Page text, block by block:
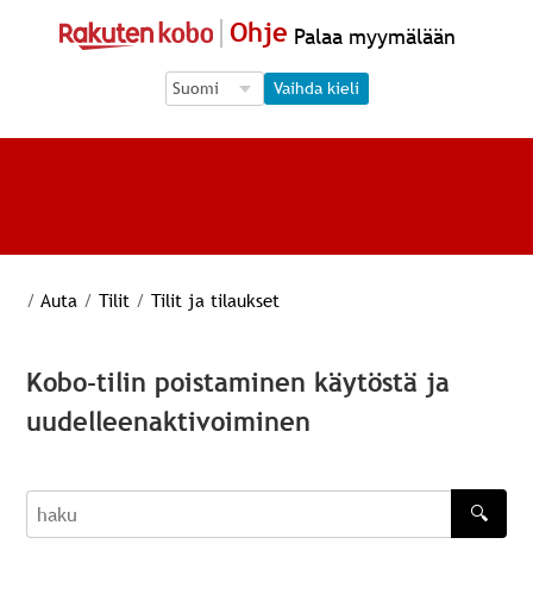
Ohje Palaa myymälään
Language Selection
Language Selection
Vaihda kieli
/ Auta / Tilit / Tilit ja tilaukset
Kobo-tilin poistaminen käytöstä ja
uudelleenaktivoiminen
haku
🔍